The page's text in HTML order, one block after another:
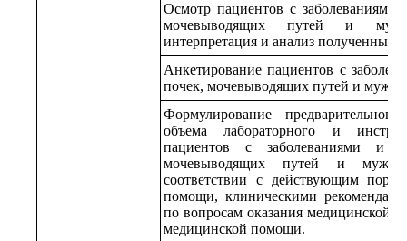
Осмотр пациентов с заболеваниями
мочевыводящих путей и
интерпретация и анализ полученных
Анкетирование пациентов с
почек, мочевыводящих путей и
Формулирование
объема лабораторного и
пациентов с заболеваниями и
мочевыводящих путей и
соответствии с действующим
помощи, клиническими
по вопросам оказания медицинской
медицинской помощи.